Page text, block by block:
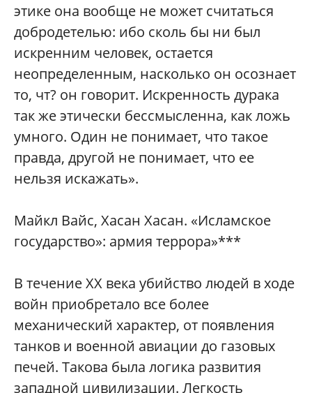
этике она вообще не может считаться
добродетелью: ибо сколь бы ни был
искренним человек, остается
неопределенным, насколько он осознает
то, чт? он говорит. Искренность дурака
так же этически бессмысленна, как ложь
умного. Один не понимает, что такое
правда, другой не понимает, что ее
нельзя искажать».
Майкл Вайс, Хасан Хасан. «Исламское
государство»: армия террора»***
В течение XX века убийство людей в ходе
войн приобретало все более
механический характер, от появления
танков и военной авиации до газовых
печей. Такова была логика развития
западной цивилизации. Легкость